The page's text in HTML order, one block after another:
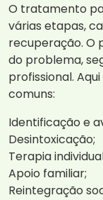
O tratamento
várias etapas,
recuperação. O
do problema,
profissional.
comuns:
Identificação e
Desintoxicação;
Terapia
Apoio familiar;
Reintegração